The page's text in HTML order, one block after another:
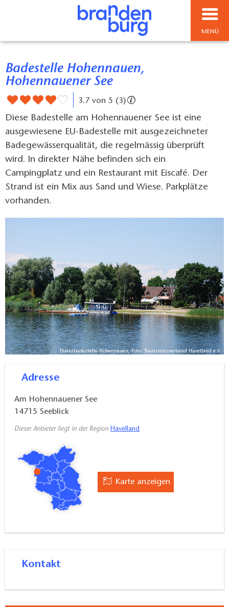
MENÜ
Badestelle Hohennauen,
Hohennauener See
3.7 von 5 (3)
Diese Badestelle am Hohennauener See ist eine
ausgewiesene EU-Badestelle mit ausgezeichneter
Badegewässerqualität, die regelmässig überprüft
wird. In direkter Nähe befinden sich ein
Campingplatz und ein Restaurant mit Eiscafé. Der
Strand ist ein Mix aus Sand und Wiese. Parkplätze
vorhanden.
Naturbadestelle Hohennauen, Foto: Tourismusverband Havelland e.V.
Adresse
Am Hohennauener See
14715 Seeblick
Dieser Anbieter liegt in der Region Havelland
Karte anzeigen
Kontakt